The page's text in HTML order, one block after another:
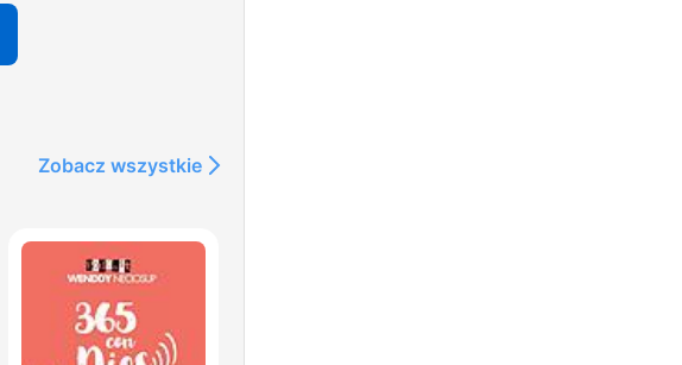
Zobacz wszystkie